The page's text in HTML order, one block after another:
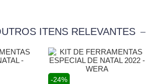
ITENS RELEVANTES
-24%